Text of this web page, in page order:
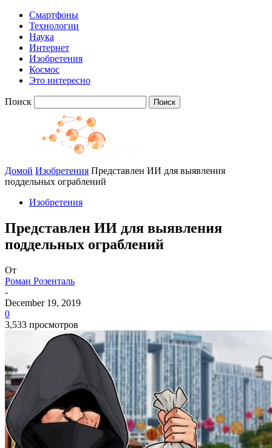
Смартфоны
Технологии
Наука
Интернет
Изобретения
Космос
Это интересно
Поиск
Домой Изобретения Представлен ИИ для выявления
поддельных ограблений
Изобретения
Представлен ИИ для выявления
поддельных ограблений
От
Роман Розенталь
-
December 19, 2019
0
3,533 просмотров